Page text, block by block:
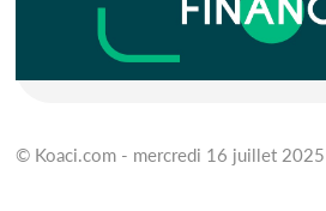
© Koaci.com - mercredi 16 juillet